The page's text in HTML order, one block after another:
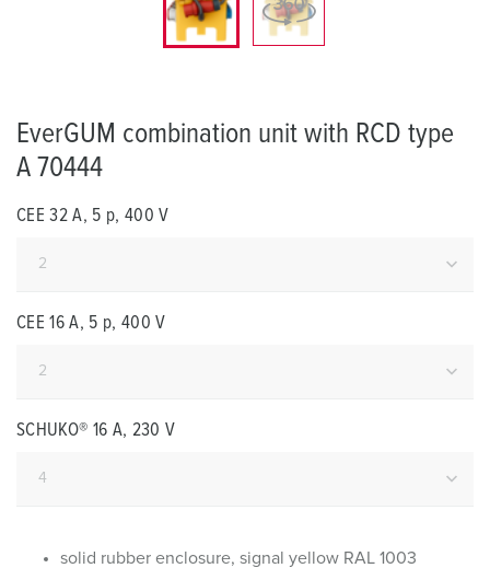
EverGUM combination unit with RCD type
A 70444
CEE 32 A, 5 p, 400 V
CEE 16 A, 5 p, 400 V
SCHUKO® 16 A, 230 V
solid rubber enclosure, signal yellow RAL 1003